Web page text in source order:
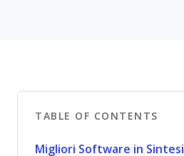
TABLE OF CONTENTS
Migliori Software in Sintesi